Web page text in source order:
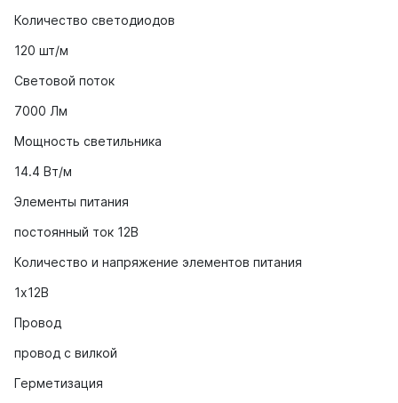
Количество светодиодов
120 шт/м
Световой поток
7000 Лм
Мощность светильника
14.4 Вт/м
Элементы питания
постоянный ток 12В
Количество и напряжение элементов питания
1х12В
Провод
провод с вилкой
Герметизация